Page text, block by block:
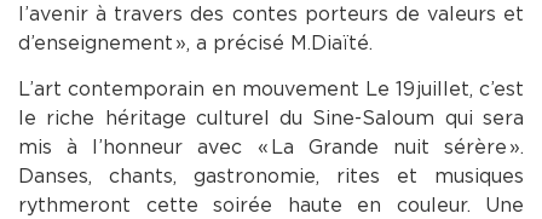
l’avenir à travers des contes porteurs de valeurs et
d’enseignement », a précisé M. Diaïté.
L’art contemporain en mouvement Le 19 juillet, c’est
le riche héritage culturel du Sine-Saloum qui sera
mis à l’honneur avec « La Grande nuit sérère ».
Danses, chants, gastronomie, rites et musiques
rythmeront cette soirée haute en couleur. Une